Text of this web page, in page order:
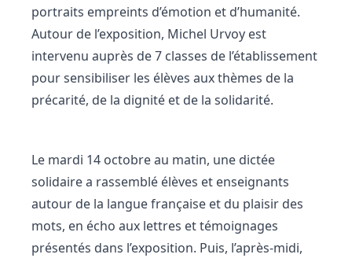
portraits empreints d’émotion et d’humanité.
Autour de l’exposition, Michel Urvoy est
intervenu auprès de 7 classes de l’établissement
pour sensibiliser les élèves aux thèmes de la
précarité, de la dignité et de la solidarité.
Le mardi 14 octobre au matin, une dictée
solidaire a rassemblé élèves et enseignants
autour de la langue française et du plaisir des
mots, en écho aux lettres et témoignages
présentés dans l’exposition. Puis, l’après-midi,